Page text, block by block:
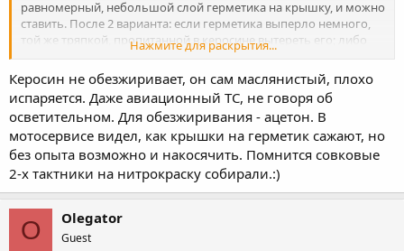
равномерный, небольшой слой герметика на крышку, и можно
ставить. После 2 варианта: если герметика выперло немного,
той же тряпкой, пропитанной в керосине вытереть его; либо
дождаться когда герметик более менее подсохнет и аккуратно
обрезать его по контору детали. П.С.: считаю что лучше купить
или вырезать прокладку.
Нажмите для раскрытия...
Керосин не обезжиривает, он сам маслянистый, плохо
испаряется. Даже авиационный ТС, не говоря об
осветительном. Для обезжиривания - ацетон. В
мотосервисе видел, как крышки на герметик сажают, но
без опыта возможно и накосячить. Помнится совковые
2-х тактники на нитрокраску собирали.:)
O Olegator
Guest